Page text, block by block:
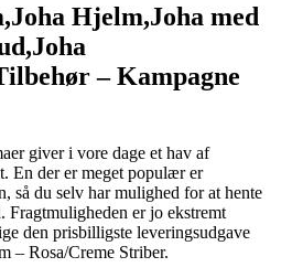
Hjelm,Joha med
– Kampagne
giver i vore dage et hav af
En der er meget populær er
så du selv har mulighed for at hente
Fragtmuligheden er jo ekstremt
den prisbilligste leveringsudgave
– Rosa/Creme Striber.